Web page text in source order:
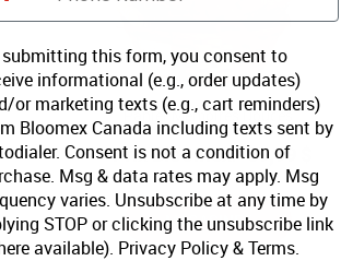
Panier Mémoires Douces
Prix Bloomex: 39,99 $
MAGASINEZ
submitting this form, you consent to
informational (e.g., order updates)
or marketing texts (e.g., cart reminders)
Bloomex Canada including texts sent by
Consent is not a condition of
Msg & data rates may apply. Msg
varies. Unsubscribe at any time by
STOP or clicking the unsubscribe link
available). Privacy Policy&Terms.